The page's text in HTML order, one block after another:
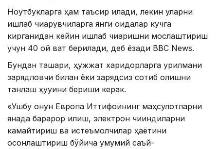
Ноутбукларга ҳам таъсир қилади, лекин уларни
ишлаб чиқарувчиларга янги қоидалар кучга
кирганидан кейин ишлаб чиқаришни мослаштириш
учун 40 ой вақт берилади, деб ёзади BBC News.
Бундан ташқари, ҳужжат харидорларга қурилмани
зарядловчи билан ёки зарядсиз сотиб олишни
танлаш ҳуқуқини бериши керак.
«Ушбу қонун Европа Иттифоқининг маҳсулотларни
янада барқарор қилиш, электрон чиқиндиларни
камайтириш ва истеъмолчилар ҳаётини
осонлаштириш бўйича умумий саъй-